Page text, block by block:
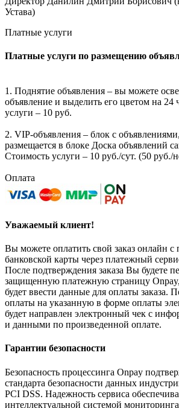
Устава)
Платные услуги
Платные услуги по размещению
1. Поднятие объявления – вы можете
объявление и выделить его цветом на 24
услуги – 10 руб.
2. VIP-объявления – блок с
размещается в блоке Доска объявлений
Стоимость услуги – 10 руб./сут. (50 руб./
Оплата
Уважаемый клиент!
Вы можете оплатить свой заказ онлайн
банковской карты через платежный
После подтверждения заказа Вы будете
защищенную платежную страницу
будет ввести данные для оплаты заказа.
оплаты на указанную в форме оплаты
будет направлен электронный чек с
и данными по произведенной оплате.
Гарантии безопасности
Безопасность процессинга Onpay
стандарта безопасности данных
PCI DSS. Надежность сервиса
интеллектуальной системой